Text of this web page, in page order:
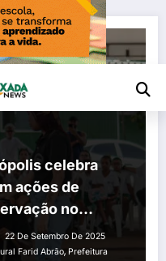
celebra
ações de
no
Abrão
22 De Setembro De 2025
Farid Abrão, Prefeitura